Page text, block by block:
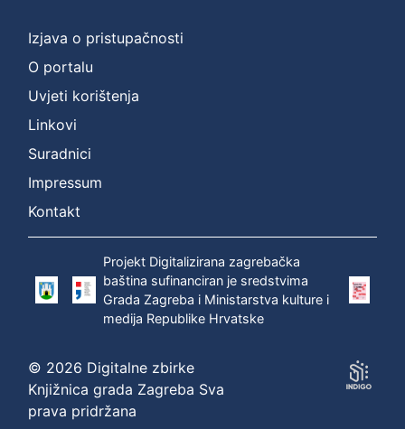
Izjava o pristupačnosti
O portalu
Uvjeti korištenja
Linkovi
Suradnici
Impressum
Kontakt
Projekt Digitalizirana zagrebačka
baština sufinanciran je sredstvima
Grada Zagreba i Ministarstva kulture i
medija Republike Hrvatske
© 2026 Digitalne zbirke
Knjižnica grada Zagreba Sva
prava pridržana